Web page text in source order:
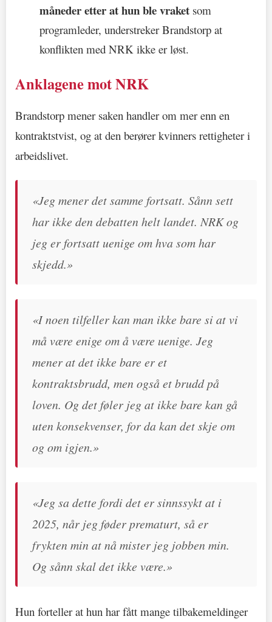
måneder etter at hun ble vraket som
programleder, understreker Brandstorp at
konflikten med NRK ikke er løst.
Anklagene mot NRK
Brandstorp mener saken handler om mer enn en
kontraktstvist, og at den berører kvinners rettigheter i
arbeidslivet.
«Jeg mener det samme fortsatt. Sånn sett
har ikke den debatten helt landet. NRK og
jeg er fortsatt uenige om hva som har
skjedd.»
«I noen tilfeller kan man ikke bare si at vi
må være enige om å være uenige. Jeg
mener at det ikke bare er et
kontraktsbrudd, men også et brudd på
loven. Og det føler jeg at ikke bare kan gå
uten konsekvenser, for da kan det skje om
og om igjen.»
«Jeg sa dette fordi det er sinnssykt at i
2025, når jeg føder prematurt, så er
frykten min at nå mister jeg jobben min.
Og sånn skal det ikke være.»
Hun forteller at hun har fått mange tilbakemeldinger